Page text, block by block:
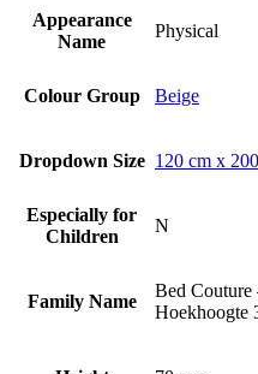
Appearance
Name
Physical
Colour Group Beige
Dropdown Size 120 cm x
Especially for
Children
N
Family Name
Bed Couture
Hoekhoogte